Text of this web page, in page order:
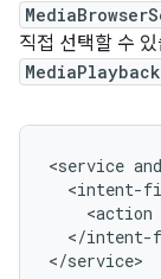
직접 선택할 수
<service
<action
</